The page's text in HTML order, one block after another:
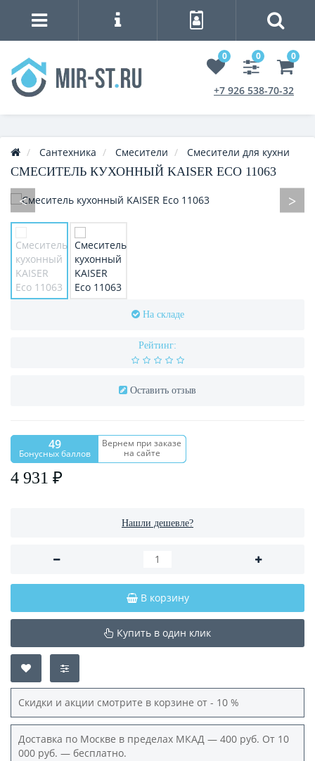
0 0 0
+7 926 538-70-32
Сантехника Смесители Смесители для кухни
СМЕСИТЕЛЬ КУХОННЫЙ KAISER ECO 11063
На складе
Рейтинг:
Оставить отзыв
49
Бонусных баллов
Вернем при заказе
на сайте
4 931 ₽
Нашли дешевле?
В корзину
Купить в один клик
Скидки и акции смотрите в корзине от - 10 %
Доставка по Москве в пределах МКАД — 400 руб. От 10
000 руб. — бесплатно.